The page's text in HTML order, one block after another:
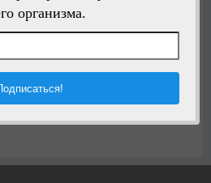
организма.